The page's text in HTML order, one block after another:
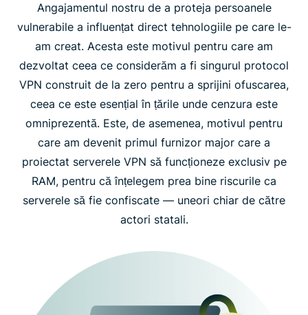
digitale
Angajamentul nostru de a proteja persoanele
vulnerabile a influențat direct tehnologiile pe care le-
am creat. Acesta este motivul pentru care am
dezvoltat ceea ce considerăm a fi singurul protocol
VPN construit de la zero pentru a sprijini ofuscarea,
ceea ce este esențial în țările unde cenzura este
omniprezentă. Este, de asemenea, motivul pentru
care am devenit primul furnizor major care a
proiectat serverele VPN să funcționeze exclusiv pe
RAM, pentru că înțelegem prea bine riscurile ca
serverele să fie confiscate — uneori chiar de către
actori statali.